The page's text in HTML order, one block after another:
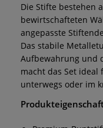
Die Stifte bestehen
bewirtschafteten
angepasste
Das stabile
Aufbewahrung und
macht das Set ideal
unterwegs oder im